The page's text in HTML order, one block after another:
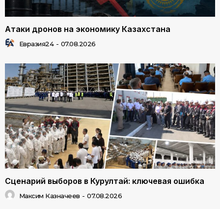
Атаки дронов на экономику Казахстана
Евразия24 - 07.08.2026
Сценарий выборов в Курултай: ключевая ошибка
Максим Казначеев - 07.08.2026